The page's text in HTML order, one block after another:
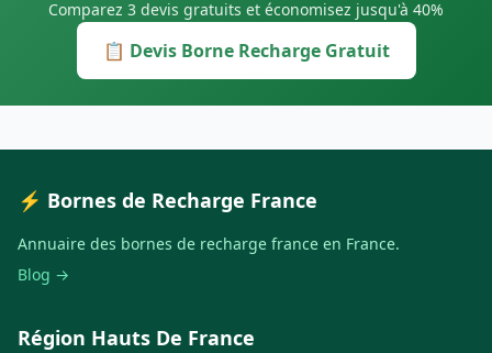
Comparez 3 devis gratuits et économisez jusqu'à 40%
📋 Devis Borne Recharge Gratuit
⚡ Bornes de Recharge France
Annuaire des bornes de recharge france en France.
Blog →
Région Hauts De France